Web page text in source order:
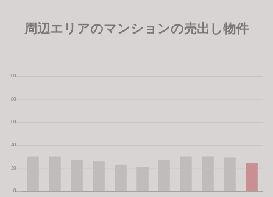
周辺エリアのマンションの売出し物件